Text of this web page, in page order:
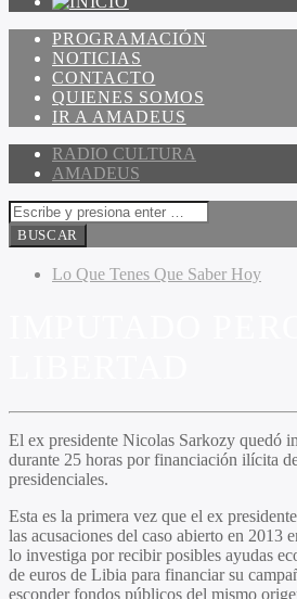
PROGRAMACIÓN
NOTICIAS
CONTACTO
QUIENES SOMOS
IR A AMADEUS
RADIO CULTURA
AMADEUS
Lo Que Tenes Que Saber Hoy
El ex presidente Nicolas Sarkozy quedó
durante 25 horas por financiación ilícita
presidenciales.
Esta es la primera vez que el ex
las acusaciones del caso abierto en 2013
lo investiga por recibir posibles ayudas
de euros de Libia para financiar su
esconder fondos públicos del mismo